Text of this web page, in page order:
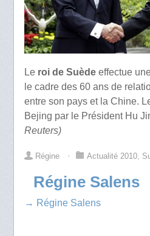
Le roi de Suède effectue
le cadre des 60 ans de
entre son pays et la Chine.
Bejing par le Président Hu
Reuters)
Régine ⋅ Actualité 2010,
Régine Salens
→ Régine Salens